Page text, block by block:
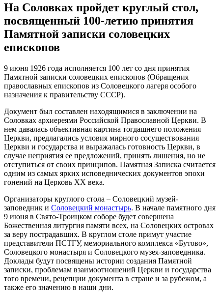
На Соловках пройдет круглый стол,
посвященный 100-летию принятия
Памятной записки соловецких
епископов
9 июня 1926 года исполняется 100 лет со дня принятия
Памятной записки соловецких епископов (Обращения
православных епископов из Соловецкого лагеря особого
назначения к правительству СССР).
Документ был составлен находящимися в заключении на
Соловках архиереями Российской Православной Церкви. В
нем давалась объективная картина тогдашнего положения
Церкви, предлагались условия мирного сосуществования
Церкви и государства и выражалась готовность Церкви, в
случае неприятия ее предложений, принять лишения, но не
отступиться от своих принципов. Памятная Записка считается
одним из самых ярких исповеднических документов эпохи
гонений на Церковь ХХ века.
Организаторы круглого стола – Соловецкий музей-
заповедник и Соловецкий монастырь. В начале памятного дня
9 июня в Свято-Троицком соборе будет совершена
Божественная литургия памяти всех, на Соловецких островах
за веру пострадавших. В круглом столе примут участие
представители ПСТГУ, мемориального комплекса «Бутово»,
Соловецкого монастыря и Соловецкого музея-заповедника.
Доклады будут посвящены истории создания Памятной
записки, проблемам взаимоотношений Церкви и государства
того времени, рецепции документа в стране и за рубежом, а
также его значению в наши дни.